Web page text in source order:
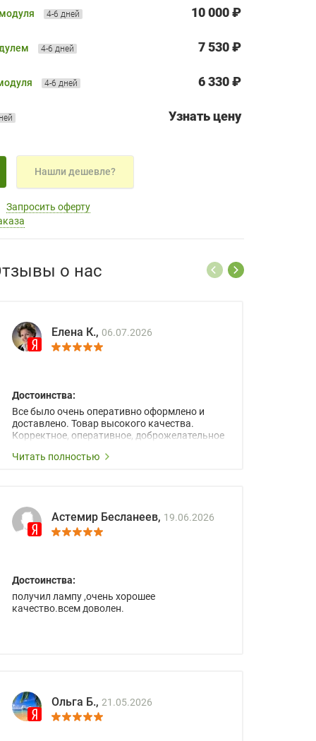
4-6 дней 10 000 ₽
4-6 дней 7 530 ₽
4-6 дней 6 330 ₽
Узнать цену
Нашли дешевле?
Запросить оферту
о нас
Елена К., 06.07.2026
Достоинства:
Все было очень оперативно оформлено и
доставлено. Товар высокого качества.
Корректное, оперативное, доброжелательное
Читать полностью
Астемир Бесланеев, 19.06.2026
Достоинства:
получил лампу ,очень хорошее
качество.всем доволен.
Ольга Б., 21.05.2026